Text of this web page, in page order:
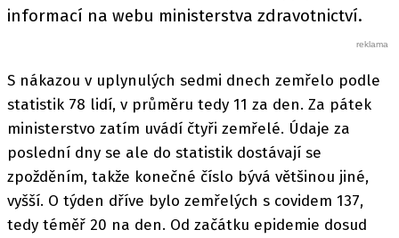
informací na webu ministerstva zdravotnictví.
S nákazou v uplynulých sedmi dnech zemřelo podle
statistik 78 lidí, v průměru tedy 11 za den. Za pátek
ministerstvo zatím uvádí čtyři zemřelé. Údaje za
poslední dny se ale do statistik dostávají se
zpožděním, takže konečné číslo bývá většinou jiné,
vyšší. O týden dříve bylo zemřelých s covidem 137,
tedy téměř 20 na den. Od začátku epidemie dosud